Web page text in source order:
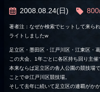
2008.08.24(日)
著者注：なぜか検索でヒットして来ら
ライトしましたw
足立区・墨田区・江戸川区・江東区・
この大会、1年ごとに各区持ち回り主催
本来ならば足立区の舎人公園の競技場
ことで＠江戸川区競技場。
そして去年に続いて足立区の連覇がか